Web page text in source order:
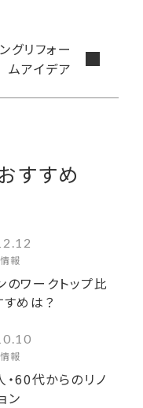
グリフォー
ムアイデア
すすめ
報
のワークトップ比
すめは？
報
60代からのリノ
ン